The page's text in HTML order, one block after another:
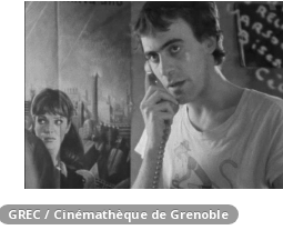
GREC / Cinémathèque de Grenoble